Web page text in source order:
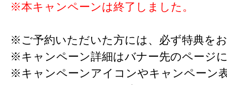
※本キャンペーンは終了しました。
※ご予約いただいた方には、必ず特典を
※キャンペーン詳細はバナー先のページ
※キャンペーンアイコンやキャンペーン